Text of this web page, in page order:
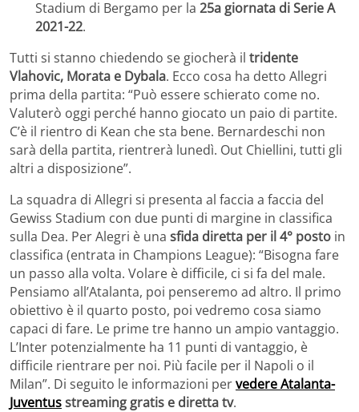
Stadium di Bergamo per la 25a giornata di Serie A
2021-22.
Tutti si stanno chiedendo se giocherà il tridente
Vlahovic, Morata e Dybala. Ecco cosa ha detto Allegri
prima della partita: “Può essere schierato come no.
Valuterò oggi perché hanno giocato un paio di partite.
C’è il rientro di Kean che sta bene. Bernardeschi non
sarà della partita, rientrerà lunedì. Out Chiellini, tutti gli
altri a disposizione”.
La squadra di Allegri si presenta al faccia a faccia del
Gewiss Stadium con due punti di margine in classifica
sulla Dea. Per Alegri è una sfida diretta per il 4° posto in
classifica (entrata in Champions League): “Bisogna fare
un passo alla volta. Volare è difficile, ci si fa del male.
Pensiamo all’Atalanta, poi penseremo ad altro. Il primo
obiettivo è il quarto posto, poi vedremo cosa siamo
capaci di fare. Le prime tre hanno un ampio vantaggio.
L’Inter potenzialmente ha 11 punti di vantaggio, è
difficile rientrare per noi. Più facile per il Napoli o il
Milan”. Di seguito le informazioni pervedere Atalanta-
Juventusstreaming gratis e diretta tv.